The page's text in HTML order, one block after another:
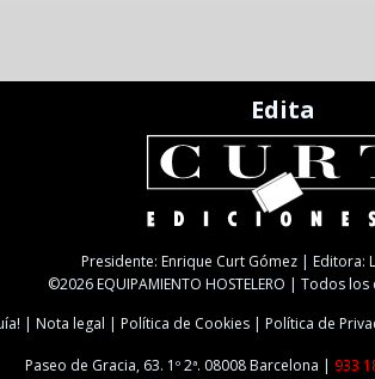
Edita
Presidente: Enrique Curt Gómez | Editora:
©2026 EQUIPAMIENTO HOSTELERO | Todos
Nota legal Política de Cookies Política de
Paseo de Gracia, 63. 1º 2ª. 08008 Barcelona | 933